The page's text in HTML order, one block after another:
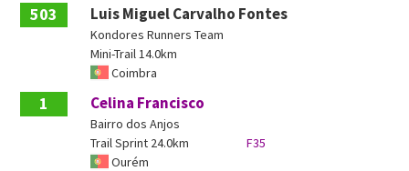
503 Luis Miguel Carvalho Fontes
Kondores Runners Team
Mini-Trail 14.0km
Coimbra
1 Celina Francisco
Bairro dos Anjos
Trail Sprint 24.0km
F35
Ourém